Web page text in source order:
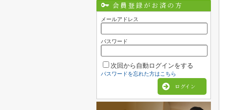
会員登録がお済の方
メールアドレス
パスワード
次回から自動ログインをする
パスワードを忘れた方はこちら
ログイン